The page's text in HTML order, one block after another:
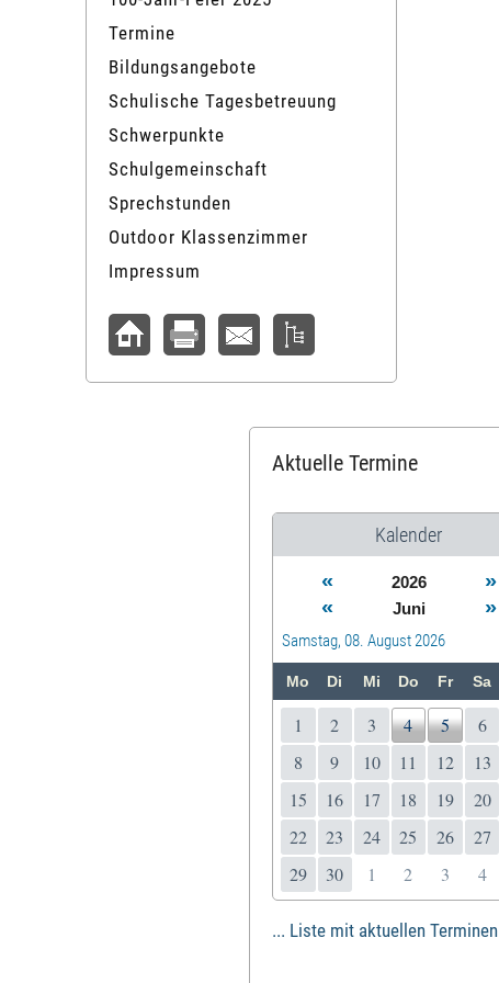
Termine
Bildungsangebote
Schulische Tagesbetreuung
Schwerpunkte
Schulgemeinschaft
Sprechstunden
Outdoor Klassenzimmer
Impressum
Aktuelle Termine
Kalender
« 2026
»
«
Juni »
Samstag, 08. August 2026
Mo Di Mi Do Fr Sa
1 2 3 4 5 6
8
9 10 11 12 13
15
16 17 18 19 20
22
23 24 25 26 27
29
30 1 2 3 4
... Liste mit aktuellen Terminen